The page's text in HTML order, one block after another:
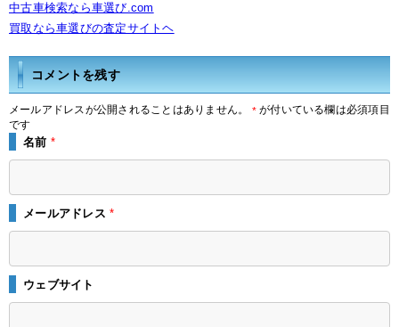
中古車検索なら車選び.com
買取なら車選びの査定サイトヘ
コメントを残す
メールアドレスが公開されることはありません。 *が付いている欄は必須項目
です
名前 *
メールアドレス*
ウェブサイト